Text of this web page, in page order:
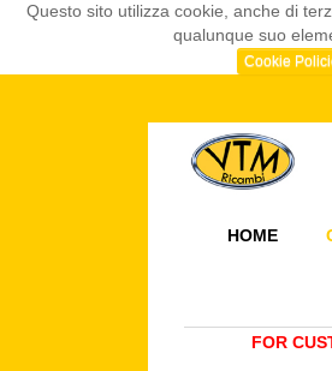
Questo sito utilizza cookie, anche di
qualunque suo
Cookie
HOME
FOR